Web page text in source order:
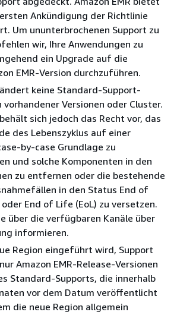
Ankündigung der Richtlinie
Um ununterbrochenen Support zu
wir, Ihre Anwendungen zu
ein Upgrade auf die
EMR-Version durchzuführen.
ändert keine Standard-Support-
vorhandener Versionen oder Cluster.
sich jedoch das Recht vor, das
des Lebenszyklus auf einer
by-case Grundlage zu
und solche Komponenten in den
zu entfernen oder die bestehende
in den Status End of
oder End of Life (EoL) zu versetzen.
über die verfügbaren Kanäle über
informieren.
Region eingeführt wird, Support
Amazon EMR-Release-Versionen
Standard-Supports, die innerhalb
vor dem Datum veröffentlicht
die neue Region allgemein